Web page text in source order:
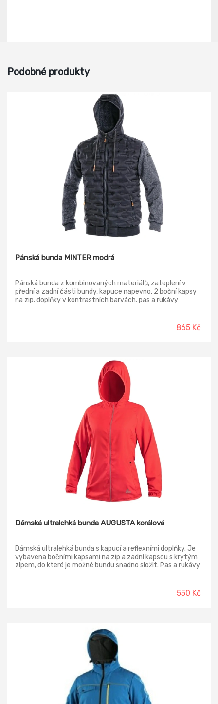
Podobné produkty
Pánská bunda MINTER modrá
Pánská bunda z kombinovaných materiálů, zateplení v
přední a zadní části bundy, kapuce napevno, 2 boční kapsy
na zip, doplňky v kontrastních barvách, pas a rukávy
865 Kč
Dámská ultralehká bunda AUGUSTA korálová
Dámská ultralehká bunda s kapucí a reflexními doplňky. Je
vybavena bočními kapsami na zip a zadní kapsou s krytým
zipem, do které je možné bundu snadno složit. Pas a rukávy
úpravou. Praním dochází k postupné ztrátě účinnosti550 Kč